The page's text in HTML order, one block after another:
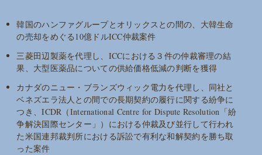
韓国のハンファグループとオリックスとの間の、大韓生命
の売却をめぐる10億ドルICC仲裁案件
三菱田辺製薬を代理し、ICCにおける３件の仲裁審理の結
果、大型医薬品についての供給価格低減の判断を獲得
カナダのニュー・ブランズウィック電力を代理し、同社と
ベネズエラ法人との間での長期契約の履行に関する紛争に
つき、ICDR（International Centre for Dispute Resolution「紛
争解決国際センター」）における仲裁及び並行して行われ
た米国連邦裁判所における訴訟で有利な和解契約を勝ち取
った案件